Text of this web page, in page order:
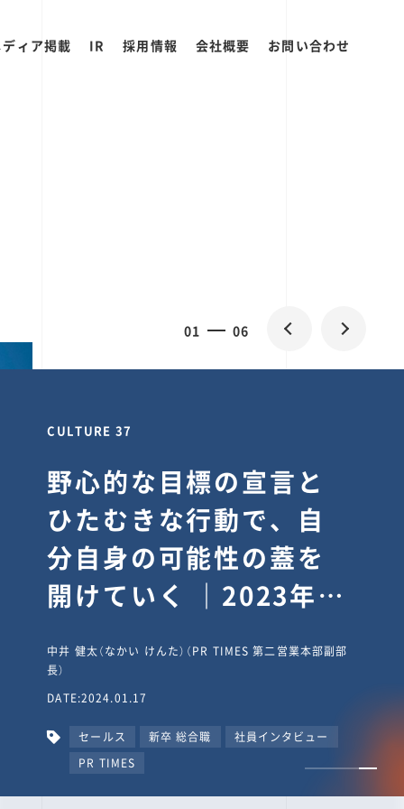
ィア掲載 IR 採用情報 会社概要 お問い合わせ
02 06
CULTURE 30
逆境では自分のスタン
スを変え“予想を裏切
り、期待を超える”【真
輔塾・前編】
山田真輔（やまだ しんすけ）（執行役員 兼 Jooto事業部
長）
DATE:2023.09.08
カルチャー CxO キャリア入社 Jooto